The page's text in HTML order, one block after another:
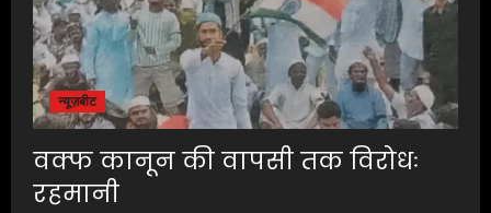
न्यूज़बीट
वक्फ कानून की वापसी तक विरोधः
रहमानी